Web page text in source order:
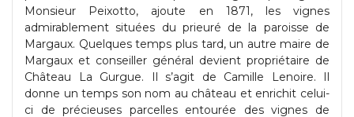
Monsieur Peixotto, ajoute en 1871, les vignes
admirablement situées du prieuré de la paroisse de
Margaux. Quelques temps plus tard, un autre maire de
Margaux et conseiller général devient propriétaire de
Château La Gurgue. Il s’agit de Camille Lenoire. Il
donne un temps son nom au château et enrichit celui-
ci de précieuses parcelles entourée des vignes de